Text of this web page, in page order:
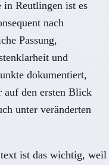
in Reutlingen ist es
nach
Passung,
und
dokumentiert,
auf den ersten Blick
unter veränderten
ist das wichtig, weil